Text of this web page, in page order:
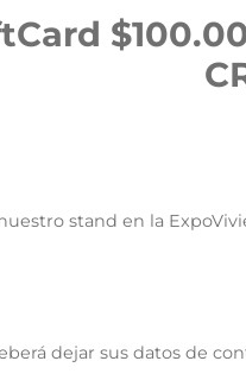
stand en la
dejar sus datos de